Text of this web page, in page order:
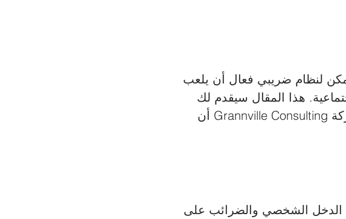
لنظام ضريبي فعال أن يلعب
هذا المقال سيقدم لك
فهمًا أعمق لنظام الضرائب في النرويج، وكيف يمكن لشركة Grannville Consulting أن
الدخل الشخصي والضرائب على